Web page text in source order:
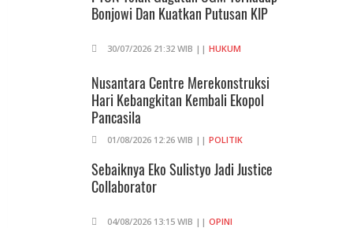
04/08/2026 12:26 WIB ||KRIMINAL
Bonjowi Dan Kuatkan Putusan KIP
30/07/2026 21:32 WIB || HUKUM
Nusantara Centre Merekonstruksi
Hari Kebangkitan Kembali Ekopol
Pancasila
01/08/2026 12:26 WIB || POLITIK
Sebaiknya Eko Sulistyo Jadi Justice
Collaborator
04/08/2026 13:15 WIB || OPINI